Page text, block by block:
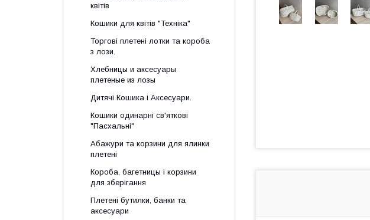
квітів
Кошики для квітів "Техніка"
Торгові плетені лотки та короба
з лози.
Хлебницы и аксесуары
плетеные из лозы
Дитячі Кошика і Аксесуари.
Кошики одинарні св'яткові
"Пасхальні"
Абажури та корзини для ялинки
плетені
Короба, багетницы і корзини
для зберігання
Плетені бутилки, банки та
аксесуари